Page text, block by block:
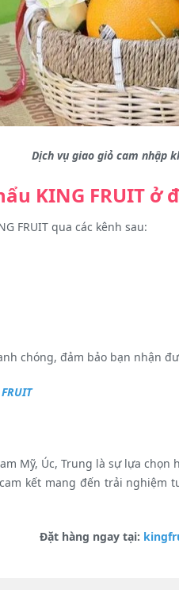
Dịch vụ giao giỏ cam nhập
KING FRUIT ở
FRUIT qua các kênh sau:
chóng, đảm bảo bạn nhận
Mỹ, Úc, Trung là sự lựa
kết mang đến trải
Đặt hàng ngay tại: